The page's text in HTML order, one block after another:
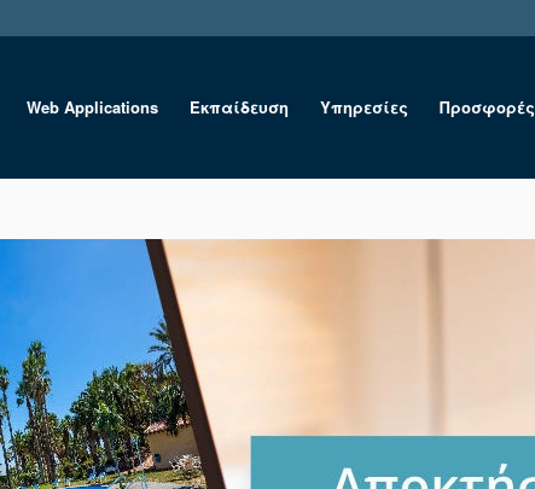
Web Applications Εκπαίδευση Υπηρεσίες Προσφορές